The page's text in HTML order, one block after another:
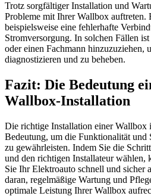
Trotz sorgfältiger Installation und
Probleme mit Ihrer Wallbox auftreten.
beispielsweise eine fehlerhafte
Stromversorgung. In solchen Fällen
oder einen Fachmann hinzuzuziehen,
diagnostizieren und zu beheben.
Fazit: Die Bedeutung
Wallbox-Installation
Die richtige Installation einer Wallbox
Bedeutung, um die Funktionalität und
zu gewährleisten. Indem Sie die
und den richtigen Installateur wählen,
Sie Ihr Elektroauto schnell und sicher
daran, regelmäßige Wartung und
optimale Leistung Ihrer Wallbox